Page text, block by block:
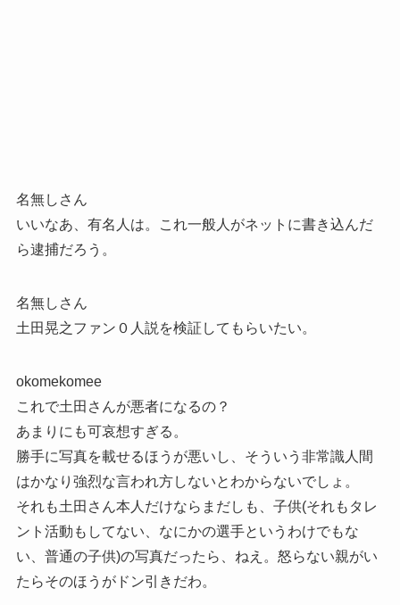
名無しさん
いいなあ、有名人は。これ一般人がネットに書き込んだ
ら逮捕だろう。
名無しさん
土田晃之ファン０人説を検証してもらいたい。
okomekomee
これで土田さんが悪者になるの？
あまりにも可哀想すぎる。
勝手に写真を載せるほうが悪いし、そういう非常識人間
はかなり強烈な言われ方しないとわからないでしょ。
それも土田さん本人だけならまだしも、子供(それもタレ
ント活動もしてない、なにかの選手というわけでもな
い、普通の子供)の写真だったら、ねえ。怒らない親がい
たらそのほうがドン引きだわ。